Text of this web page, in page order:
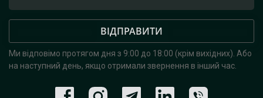
ВІДПРАВИТИ
Ми відповімо протягом дня з 9:00 до 18:00 (крім вихідних). Або
на наступний день, якщо отримали звернення в інший час.